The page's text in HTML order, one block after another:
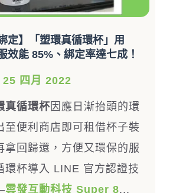
定】「塑環真循環杯」用
效能 85%、綁定率達七成！
四月 2022
真循環杯因應日漸抬頭的環
至便利商店即可租借杯子裝
拿回歸還，方便又環保的服
環杯導入 LINE 官方認證技
雲發互動科技 Super 8...